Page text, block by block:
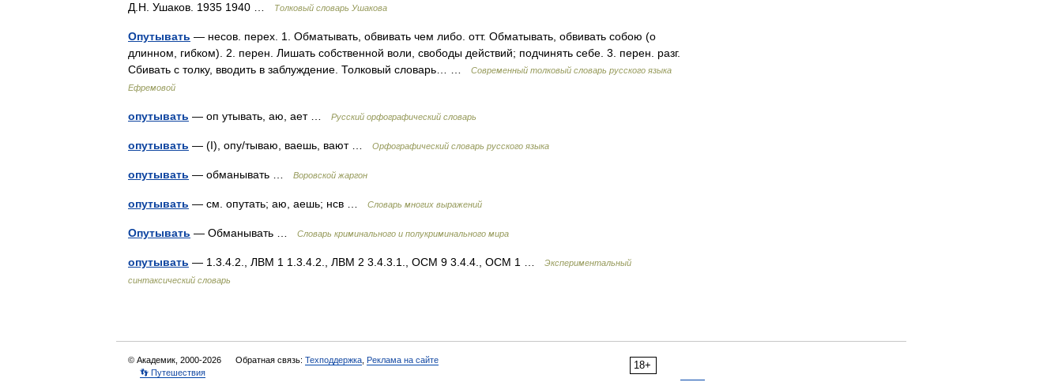
Д.Н. Ушаков. 1935 1940 …
Толковый словарь Ушакова
Опутывать — несов. перех. 1. Обматывать, обвивать чем либо. отт. Обматывать, обвивать собою (о
длинном, гибком). 2. перен. Лишать собственной воли, свободы действий; подчинять себе. 3. перен. разг.
Сбивать с толку, вводить в заблуждение. Толковый словарь… …
Современный толковый словарь русского языка
Ефремовой
опутывать — оп утывать, аю, ает … Русский орфографический словарь
опутывать — (I), опу/тываю, ваешь, вают … Орфографический словарь русского языка
опутывать — обманывать … Воровской жаргон
опутывать — см. опутать; аю, аешь; нсв … Словарь многих выражений
Опутывать — Обманывать … Словарь криминального и полукриминального мира
опутывать — 1.3.4.2., ЛВМ 1 1.3.4.2., ЛВМ 2 3.4.3.1., ОСМ 9 3.4.4., ОСМ 1 …
Экспериментальный
синтаксический словарь
18+
© Академик, 2000-2026 Обратная связь: Техподдержка Реклама на сайте
👣 Путешествия